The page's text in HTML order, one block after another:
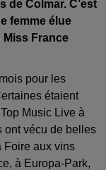
de Colmar. C’est
femme élue
Miss France
pour les
étaient
Music Live à
ont vécu de belles
Foire aux vins
à Europa-Park,